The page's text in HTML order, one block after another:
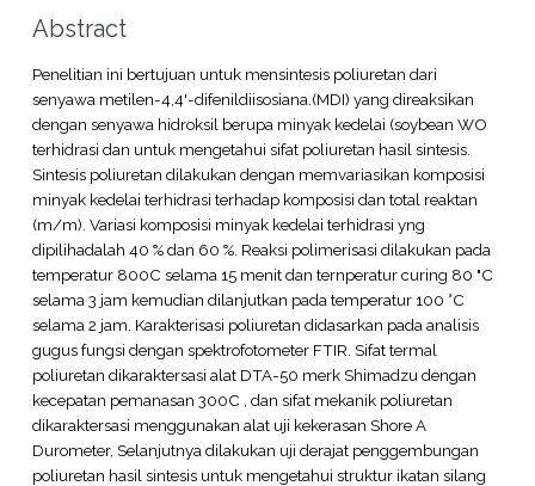
Abstract
Penelitian ini bertujuan untuk mensintesis poliuretan dari
senyawa metilen-4,4'-difenildiisosiana.(MDI) yang direaksikan
dengan senyawa hidroksil berupa minyak kedelai (soybean WO
terhidrasi dan untuk mengetahui sifat poliuretan hasil sintesis.
Sintesis poliuretan dilakukan dengan memvariasikan komposisi
minyak kedelai terhidrasi terhadap komposisi dan total reaktan
(m/m). Variasi komposisi minyak kedelai terhidrasi yng
dipilihadalah 40 % dan 60 %. Reaksi polimerisasi dilakukan pada
temperatur 800C selama 15 menit dan ternperatur curing 80 "C
selama 3 jam kemudian dilanjutkan pada temperatur 100 °C
selama 2 jam. Karakterisasi poliuretan didasarkan pada analisis
gugus fungsi dengan spektrofotometer FTIR. Sifat termal
poliuretan dikaraktersasi alat DTA-50 merk Shimadzu dengan
kecepatan pemanasan 300C , dan sifat mekanik poliuretan
dikaraktersasi menggunakan alat uji kekerasan Shore A
Durometer, Selanjutnya dilakukan uji derajat penggembungan
poliuretan hasil sintesis untuk mengetahui struktur ikatan silang